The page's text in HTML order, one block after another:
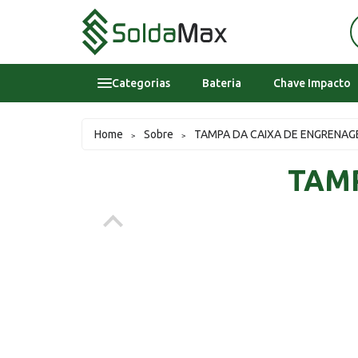
Categorias
Epi's
Bateria Chave Impacto
Home > Sobre > TAMPA DA CAIXA DE